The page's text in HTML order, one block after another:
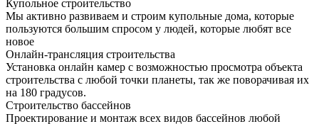
Купольное строительство
Мы активно развиваем и строим купольные дома, которые
пользуются большим спросом у людей, которые любят все
новое
Онлайн-трансляция строительства
Установка онлайн камер с возможностью просмотра объекта
строительства с любой точки планеты, так же поворачивая их
на 180 градусов.
Строительство бассейнов
Проектирование и монтаж всех видов бассейнов любой